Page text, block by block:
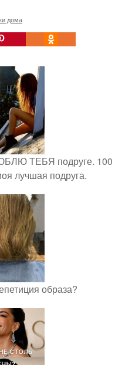
дома
ТЕБЯ подруге. 100
лучшая подруга.
образа?